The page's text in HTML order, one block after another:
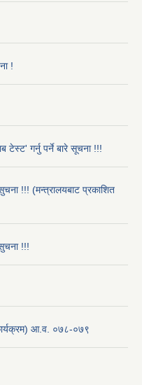
!
टेस्ट' गर्नु पर्ने बारे सूचना !!!
!!! (मन्त्रालयबाट प्रकाशित
!!!
आ.व. ०७८-०७९